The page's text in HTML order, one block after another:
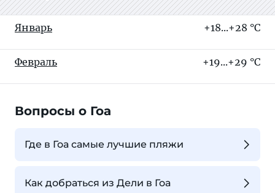
Январь +18...+28 °C
Февраль +19...+29 °C
Вопросы о Гоа
Где в Гоа самые лучшие пляжи
Как добраться из Дели в Гоа